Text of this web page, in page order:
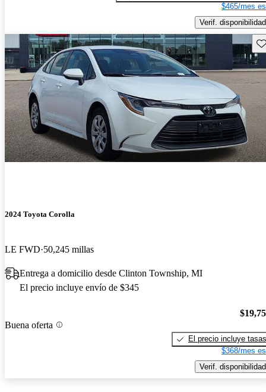
$465/mes
Verif. disponibilidad
2024 Toyota Corolla
LE FWD 50,245 millas
Entrega a domicilio desde Clinton Township, MI
El precio incluye envío de $345
Buena oferta
El precio incluye tasas
$368/mes
Verif. disponibilidad